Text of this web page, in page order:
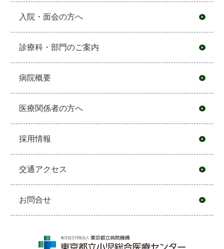
入院・面会の方へ
診療科・部門のご案内
病院概要
医療関係者の方へ
採用情報
交通アクセス
お問合せ